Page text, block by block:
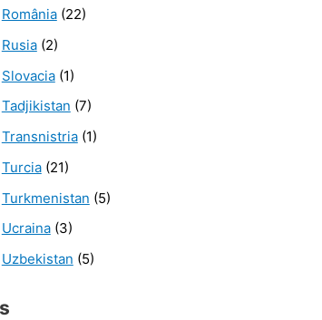
România(22)
Rusia(2)
Slovacia(1)
Tadjikistan (7)
Transnistria(1)
Turcia(21)
Turkmenistan (5)
Ucraina(3)
Uzbekistan (5)